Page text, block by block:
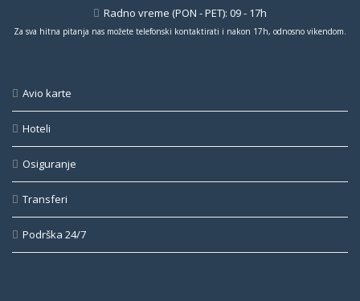
Radno vreme (PON - PET): 09 - 17h
Za sva hitna pitanja nas možete telefonski kontaktirati i nakon 17h, odnosno vikendom.
Avio karte
Hoteli
Osiguranje
Transferi
Podrška 24/7